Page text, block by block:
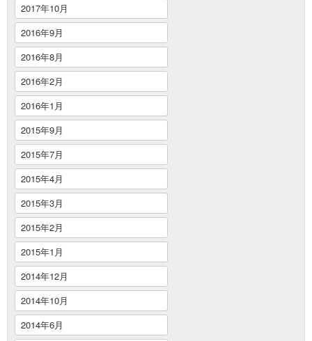
2017年10月
2016年9月
2016年8月
2016年2月
2016年1月
2015年9月
2015年7月
2015年4月
2015年3月
2015年2月
2015年1月
2014年12月
2014年10月
2014年6月